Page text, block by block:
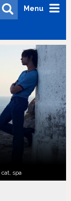
Menu
cat spa